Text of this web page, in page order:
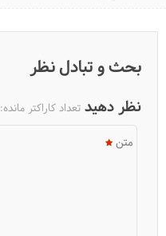
بحث و تبادل نظر
نظر دهید تعداد کاراکتر مانده:
متن